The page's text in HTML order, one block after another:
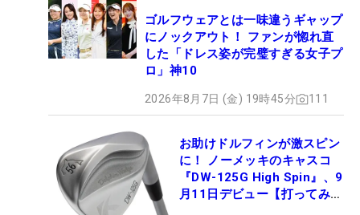
ホールのティショットは両者ともにフェアウェイ。
松山は約105ヤードを約5メートルにつけるも、ファ
ウラーは3メートルのチャンスにつけ返す。これを
共に沈めてトータル14アンダーとしてプレーオフと
プレーオフは18番で行われた1ホール目は共にパ
ー。2ホール目も18番で共に約3メートルを沈めてバ
ーディ。10番に舞台を移した3ホール目はファウラ
ーが約2メートルのパーパットを残すも、これを沈
ゴルフウェアとは一味違うギャップ
にノックアウト！ ファンが惚れ直
した「ドレス姿が完璧すぎる女子プ
ロ」神10
2026年8月7日 (金) 19時45分 111
お助けドルフィンが激スピン
に！ ノーメッキのキャスコ
『DW-125G High Spin』、9
月11日デビュー【打ってみ